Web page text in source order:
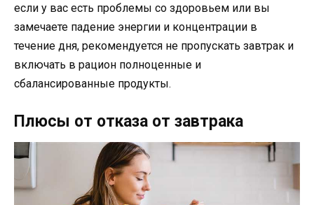
если у вас есть проблемы со здоровьем или вы
замечаете падение энергии и концентрации в
течение дня, рекомендуется не пропускать завтрак и
включать в рацион полноценные и
сбалансированные продукты.
Плюсы от отказа от завтрака